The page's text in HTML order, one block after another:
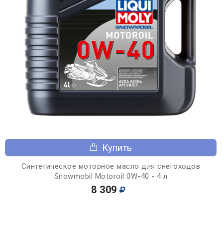
Купить
Синтетическое моторное масло для снегоходов
Snowmobil Motoroil 0W-40 - 4 л
8 309